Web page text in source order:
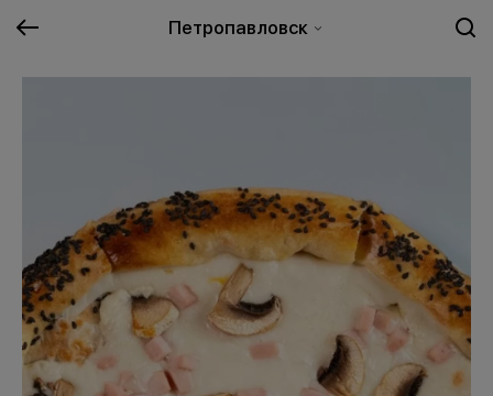
Петропавловск